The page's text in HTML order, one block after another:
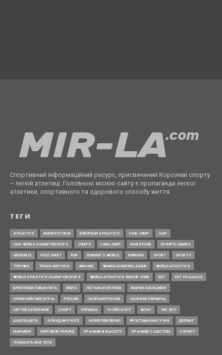
Спортивний інформаційний ресурс, присвячений Королеві спорту
– легкій атлетиці. Головною місією сайту є пропаганда легкої
атлетики, спортивного та здорового способу життя.
ТЕГИ
ATHLETICS BUDAPEST2023 EUROPEAN ATHLETICS HIGH JUMP IAAF
IAAF WORLD CHAMPIONSHIPS JUMPS LONG JUMP MARATHON OLYMPIC GAMES
OREGON22 POLE VAULT RUN RUNNER’S WORLD RUNNING SPORT SPORTS
THROWS TRACK AND FIELD UKRAINE WANDA DIAMOND LEAGUE WORLD ATHLETICS
WORLD ATHLETICS CHAMPIONSHIPS WORLD ATHLETICS INDOOR TOUR БЕГ БЕГ ПО ШОССЕ
БРИЛЛИАНТОВАЯ ЛИГА ВФЛА ЛЕГКАЯ АТЛЕТИКА МАРИЯ ЛАСИЦКЕНЕ
ОЛИМПИЙСКИЕ ИГРЫ РОССИЯ СБОРНАЯ РОССИИ СБОРНАЯ УКРАИНЫ
СЕРГЕЙ ШУБЕНКОВ СПОРТ УКРАИНА УСЭЙН БОЛТ ФЛАУ ЧМ-2017
ШКОЛА БЕГА ЭЛИУД КИПЧОГЕ ЮЛИЯ ЛЕВЧЕНКО ЯРОСЛАВА МАГУЧИХ ДОПИНГ
МАРАФОН МИРОВОЙ РЕКОРД ПРЫЖКИ В ВЫСОТУ ПРЫЖКИ С ШЕСТОМ СПРИНТ
ПОКАЗАТЬ ВСЕ ТЕГИ